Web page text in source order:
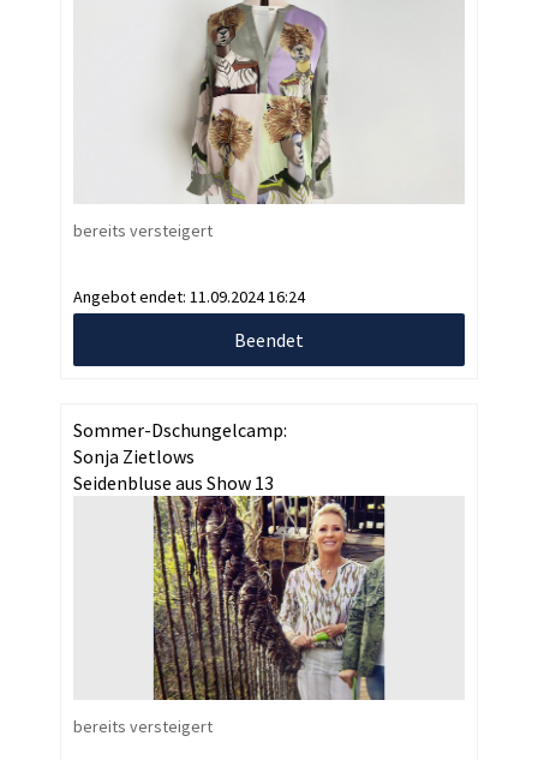
bereits versteigert
Angebot endet: 11.09.2024 16:24
Beendet
Sommer-Dschungelcamp:
Sonja Zietlows
Seidenbluse aus Show 13
bereits versteigert